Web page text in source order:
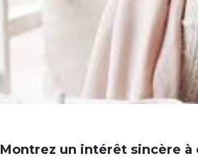
Montrez un intérêt sincère à